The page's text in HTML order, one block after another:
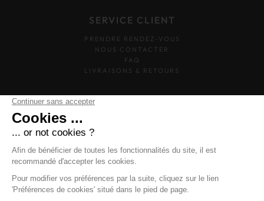
SERVICE CLIENT
PRENDRE RENDEZ-VOUS
NOUS CONTACTER
FAQ
LIVRAISONS & RETOURS